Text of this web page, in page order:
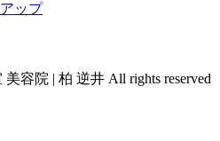
ップ
容院 | 柏 逆井 All rights reserved